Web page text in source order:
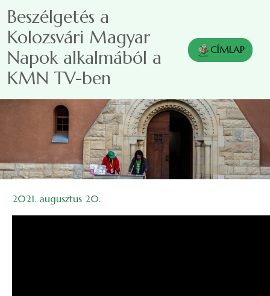
Beszélgetés a
Kolozsvári Magyar
Napok alkalmából a
KMN TV-ben
CÍMLAP
2021. augusztus 20.